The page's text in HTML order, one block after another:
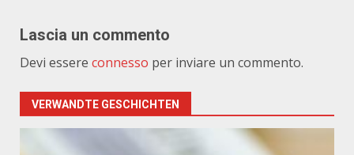
Lascia un commento
Devi essere connesso per inviare un commento.
VERWANDTE GESCHICHTEN